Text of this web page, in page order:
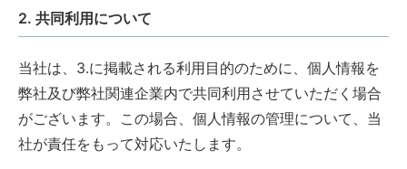
2. 共同利用について
当社は、3.に掲載される利用目的のために、個人情報を
弊社及び弊社関連企業内で共同利用させていただく場合
がございます。この場合、個人情報の管理について、当
社が責任をもって対応いたします。